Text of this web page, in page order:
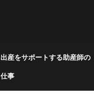
出産をサポートする助産師の
仕事